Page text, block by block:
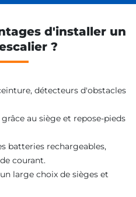
d'installer un
?
détecteurs d'obstacles
au siège et repose-pieds
batteries rechargeables,
courant.
large choix de sièges et